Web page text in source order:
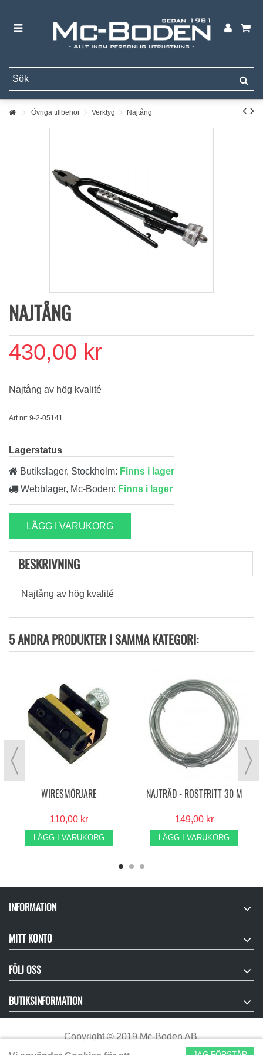
Övriga tillbehör Verktyg Najtång
NAJTÅNG
430,00 kr
Najtång av hög kvalité
Art.nr: 9-2-05141
Lagerstatus
Butikslager, Stockholm: Finns i lager
Webblager, Mc-Boden: Finns i lager
LÄGG I VARUKORG
BESKRIVNING
Najtång av hög kvalité
5 ANDRA PRODUKTER I SAMMA KATEGORI:
WIRESMÖRJARE
110,00 kr
LÄGG I VARUKORG
NAJTRÅD - ROSTFRITT 30 M
149,00 kr
LÄGG I VARUKORG
INFORMATION
MITT KONTO
FÖLJ OSS
BUTIKSINFORMATION
Copyright©2019 Mc-Boden AB.